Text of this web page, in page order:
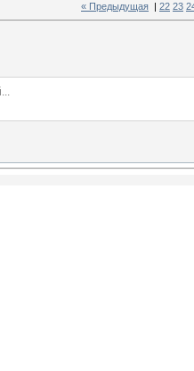
« Предыдущая 22 23